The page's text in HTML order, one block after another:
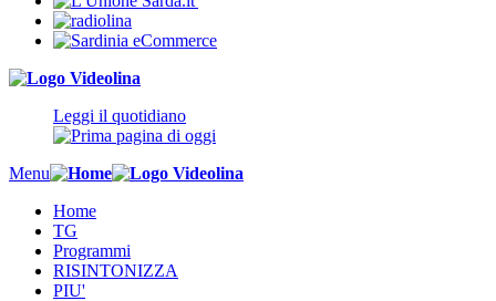
Leggi il quotidiano
Menu
Home
TG
Programmi
RISINTONIZZA
PIU'